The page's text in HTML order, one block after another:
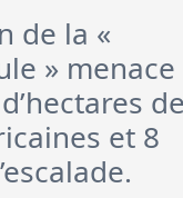
de la «
» menace
et 8